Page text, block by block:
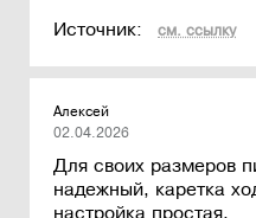
Источник:
см. ссылку
Алексей
02.04.2026
Для своих размеров
надежный, каретка
настройка простая.